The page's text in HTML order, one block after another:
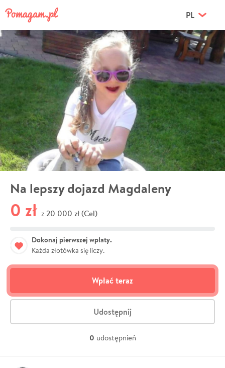
PL
Na lepszy dojazd Magdaleny
0 zł z 20 000 zł (Cel)
Dokonaj pierwszej wpłaty.
Każda złotówka się liczy.
Wpłać teraz
Udostępnij
0 udostępnień